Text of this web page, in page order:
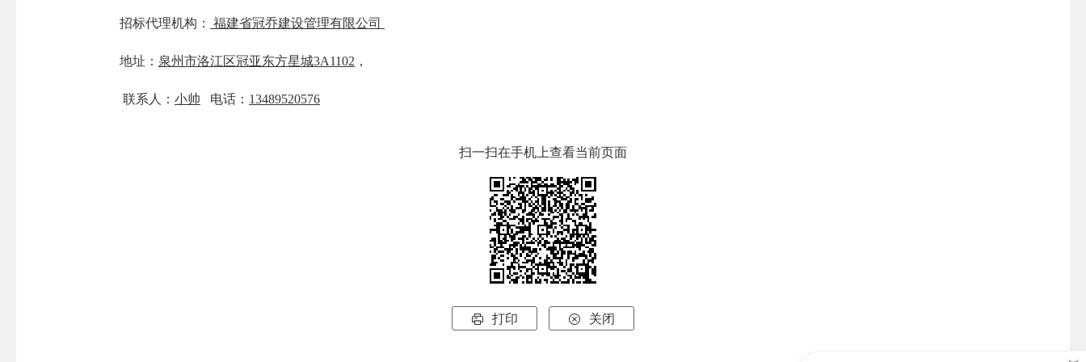
招标代理机构： 福建省冠乔建设管理有限公司
地址： 泉州市洛江区冠亚东方星城3A1102 ，
联系人： 小帅 电话： 13489520576
扫一扫在手机上查看当前页面
 打印  关闭